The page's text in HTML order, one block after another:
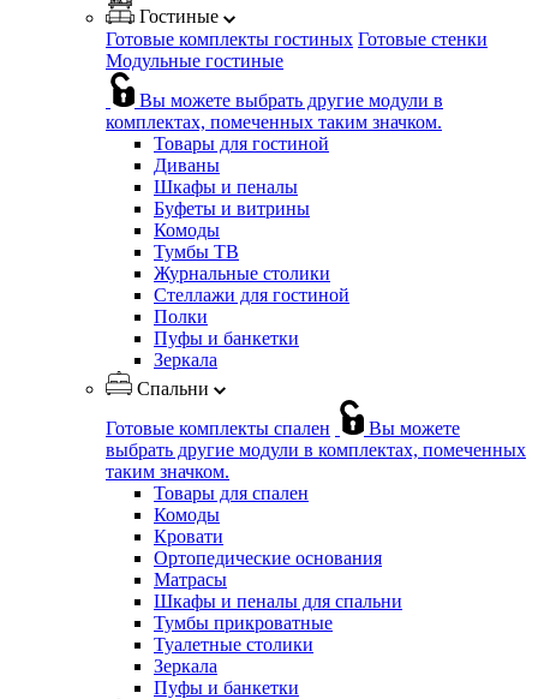
Гостиные
Готовые комплекты гостиных Готовые стенки
Модульные гостиные
Вы можете выбрать другие модули в
комплектах, помеченных таким значком.
Товары для гостиной
Диваны
Шкафы и пеналы
Буфеты и витрины
Комоды
Тумбы ТВ
Журнальные столики
Стеллажи для гостиной
Полки
Пуфы и банкетки
Зеркала
Спальни
Готовые комплекты спален
Вы можете
выбрать другие модули в комплектах, помеченных
таким значком.
Товары для спален
Комоды
Кровати
Ортопедические основания
Матрасы
Шкафы и пеналы для спальни
Тумбы прикроватные
Туалетные столики
Зеркала
Пуфы и банкетки